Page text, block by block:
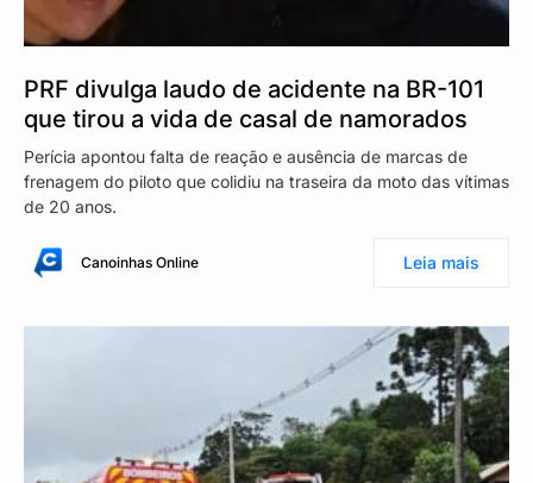
PRF divulga laudo de acidente na BR-101
que tirou a vida de casal de namorados
Perícia apontou falta de reação e ausência de marcas de
frenagem do piloto que colidiu na traseira da moto das vítimas
de 20 anos.
Canoinhas Online Leia mais